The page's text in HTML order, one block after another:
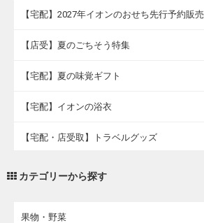
【宅配】2027年イオンのおせち先行予約販売
【店受】夏のごちそう特集
【宅配】夏の味覚ギフト
【宅配】イオンの浴衣
【宅配・店受取】トラベルグッズ
カテゴリーから探す
果物・野菜